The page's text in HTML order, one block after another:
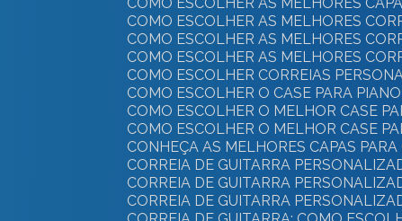
COMO ESCOLHER AS MELHORES
COMO ESCOLHER AS MELHORES
COMO ESCOLHER AS MELHORES
COMO ESCOLHER AS MELHORES
COMO ESCOLHER CORREIAS
COMO ESCOLHER O CASE PARA
COMO ESCOLHER O MELHOR CASE
COMO ESCOLHER O MELHOR CASE
CONHEÇA AS MELHORES CAPAS
CORREIA DE GUITARRA
CORREIA DE GUITARRA
CORREIA DE GUITARRA